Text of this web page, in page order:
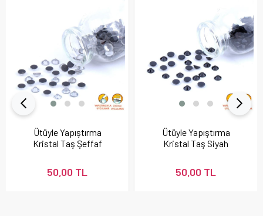
Ütüyle Yapıştırma
Kristal Taş Şeffaf
50,00 TL
Ütüyle Yapıştırma
Kristal Taş Siyah
50,00 TL